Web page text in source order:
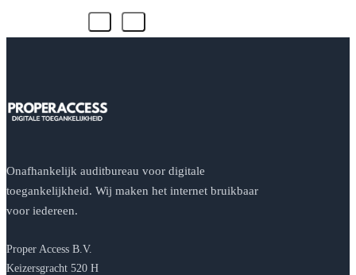
Onafhankelijk auditbureau voor digitale
toegankelijkheid. Wij maken het internet bruikbaar
voor iedereen.
Proper Access B.V.
Keizersgracht 520 H